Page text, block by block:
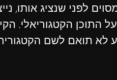
שנציג אותו, נייצר
התוכן הקטגוריאלי.
לא תואם לשם